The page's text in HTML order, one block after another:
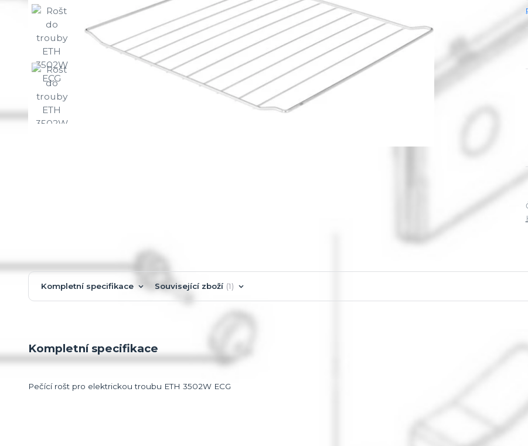
Kompletní specifikace Související zboží 1
Kompletní specifikace
Pečící rošt pro elektrickou troubu ETH 3502W ECG